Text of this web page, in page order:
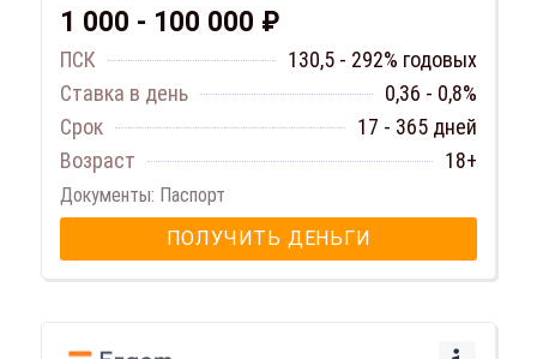
1 000 - 100 000 ₽
ПСК
130,5 - 292% годовых
Ставка в день
0,36 - 0,8%
Срок
17 - 365 дней
Возраст
18+
Документы: Паспорт
ПОЛУЧИТЬ ДЕНЬГИ